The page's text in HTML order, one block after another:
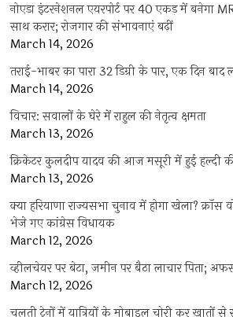
नोएडा इंटरनेशनल एयरपोर्ट पर 40 एकड़ में बनेगा
साथ करार; रोजगार की संभावनाएं बढ़ीं
March 14, 2026
तराई-भाबर का पारा 32 डिग्री के पार, एक दिन बाद
March 14, 2026
विचार: सवालों के घेरे में राहुल की नेतृत्व क्षमता
March 13, 2026
क्रिकेटर कुलदीप यादव की आज मसूरी में हुई हल्दी
March 13, 2026
क्या हरियाणा राज्यसभा चुनाव में होगा खेला? क्रॉस
भेजे गए कांग्रेस विधायक
March 12, 2026
व्हीलचेयर पर बेटा, जमीन पर बैठा लाचार पिता;
March 12, 2026